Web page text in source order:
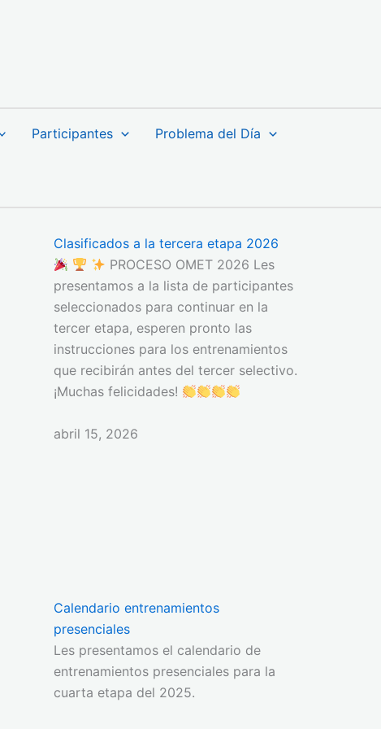
Participantes Problema del Día
Clasificados a la tercera etapa 2026
PROCESO OMET 2026 Les
presentamos a la lista de participantes
seleccionados para continuar en la
tercer etapa, esperen pronto las
instrucciones para los entrenamientos
que recibirán antes del tercer selectivo.
¡Muchas felicidades!
abril 15, 2026
Calendario entrenamientos
presenciales
Les presentamos el calendario de
entrenamientos presenciales para la
cuarta etapa del 2025.